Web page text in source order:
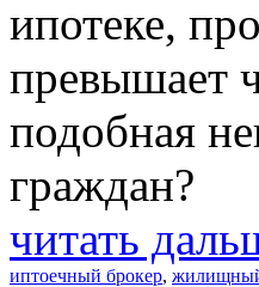
ипотеке,
превышает
подобная
граждан?
читать
иптоечный брокер,